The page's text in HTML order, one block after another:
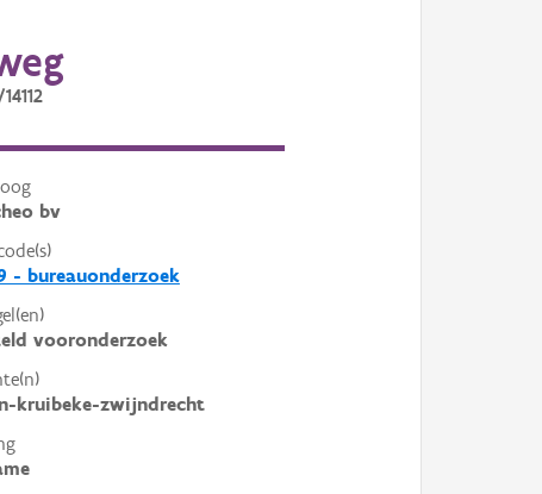
bv
- bureauonderzoek
vooronderzoek
kruibeke-zwijndrecht